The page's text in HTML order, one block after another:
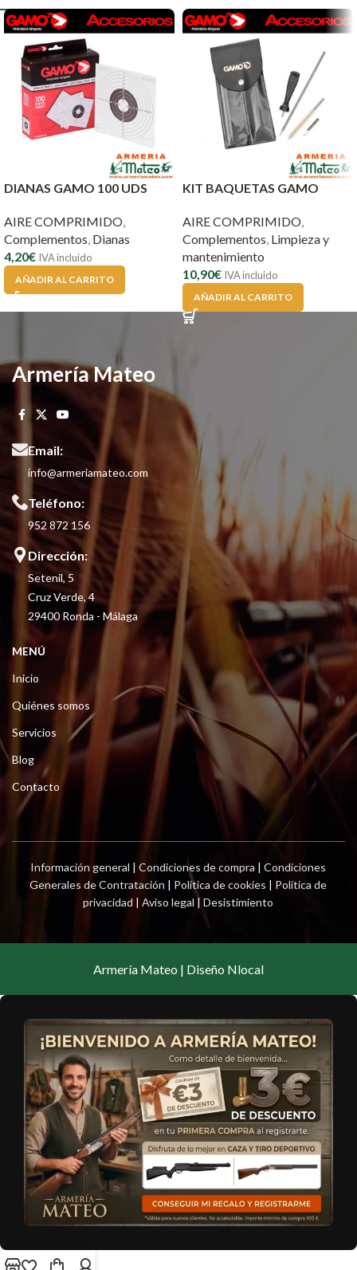
DIANAS GAMO 100 UDS
AIRE COMPRIMIDO
Complementos Dianas
4,20€ IVA incluido
AÑADIR AL CARRITO
KIT BAQUETAS GAMO
AIRE COMPRIMIDO
Complementos Limpieza y
mantenimiento
10,90€ IVA incluido
AÑADIR AL CARRITO
Armería Mateo
Email:
info@armeriamateo.com
Teléfono:
952 872 156
Dirección:
Setenil, 5
Cruz Verde, 4
29400 Ronda - Málaga
MENÚ
Inicio
Quiénes somos
Servicios
Blog
Contacto
Información general |Condiciones de compra |Condiciones
Generales de Contratación | Política de cookies | Política de
privacidad |Aviso legal |Desistimiento
Armería Mateo | Diseño Nlocal